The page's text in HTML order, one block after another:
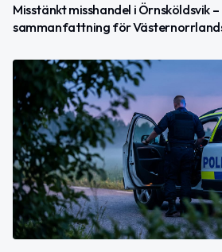
Misstänkt misshandel i Örnsköldsvik
sammanfattning för